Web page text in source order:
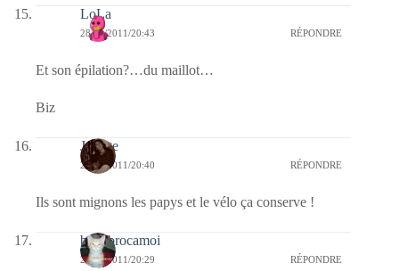
LoLa
28/06/2011/20:43 RÉPONDRE
Et son épilation?…du maillot…
Biz
Jacinte
28/06/2011/20:40 RÉPONDRE
Ils sont mignons les papys et le vélo ça conserve !
bricabrocamoi
28/06/2011/20:29 RÉPONDRE